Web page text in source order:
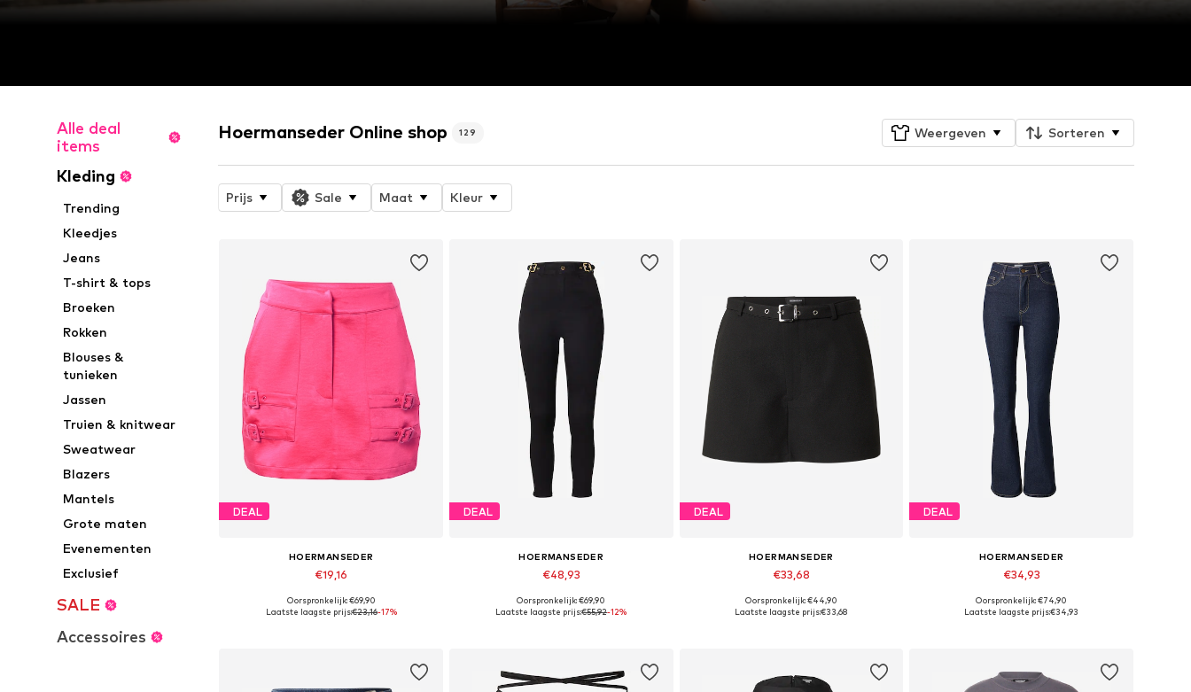
Alle deal
items
Kleding
Trending
Kleedjes
Jeans
T-shirt & tops
Broeken
Rokken
Blouses &
tunieken
Jassen
Truien & knitwear
Sweatwear
Blazers
Mantels
Grote maten
Evenementen
Exclusief
SALE
Accessoires
Hoermanseder Online shop 129 Weergeven Sorteren
Prijs Sale Maat Kleur
DEAL
HOERMANSEDER
€19,16
Beschikbare maten: 34, 36, 38, 40, 42
Oorspronkelijk: €69,90
Laatste laagste prijs:€23,16-17%
DEAL
HOERMANSEDER
€48,93
Beschikbaar in vele maten
Oorspronkelijk: €69,90
Laatste laagste prijs:€55,92-12%
DEAL
HOERMANSEDER
€33,68
Beschikbare maten: 34, 36, 38, 40, 42, 44
Oorspronkelijk: €44,90
Laatste laagste prijs:€33,68
DEAL
HOERMANSEDER
€34,93
Beschikbaar in vele maten
Oorspronkelijk: €74,90
Laatste laagste prijs:€34,93